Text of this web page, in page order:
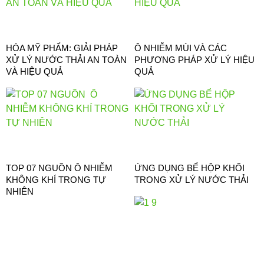
HÓA MỸ PHẨM: GIẢI PHÁP
XỬ LÝ NƯỚC THẢI AN TOÀN
VÀ HIỆU QUẢ
Ô NHIỄM MÙI VÀ CÁC
PHƯƠNG PHÁP XỬ LÝ HIỆU
QUẢ
TOP 07 NGUỒN Ô NHIỄM
KHÔNG KHÍ TRONG TỰ
NHIÊN
ỨNG DỤNG BỂ HỘP KHỐI
TRONG XỬ LÝ NƯỚC THẢI